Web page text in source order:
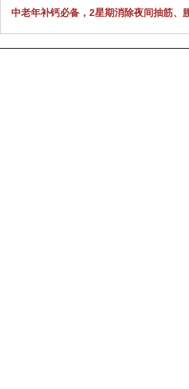
中老年补钙必备，2星期消除夜间抽筋、